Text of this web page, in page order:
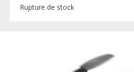
Rupture de stock